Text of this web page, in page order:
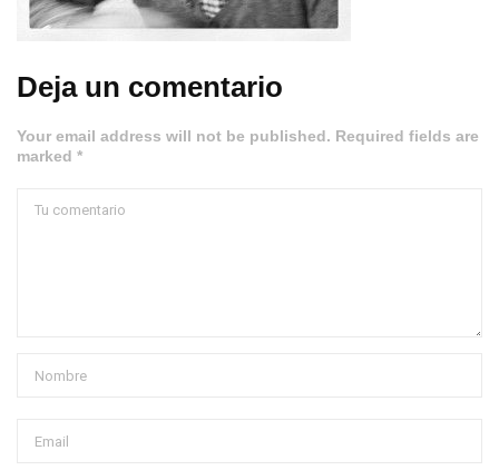
Deja un comentario
Your email address will not be published. Required fields are
marked *